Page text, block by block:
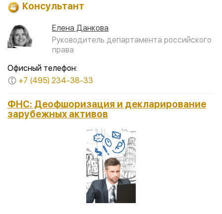
Консультант
Елена Данкова
Руководитель департамента российского
права
Офисный телефон:
+7 (495) 234-38-33
ФНС: Деофшоризация и декларирование
зарубежных активов